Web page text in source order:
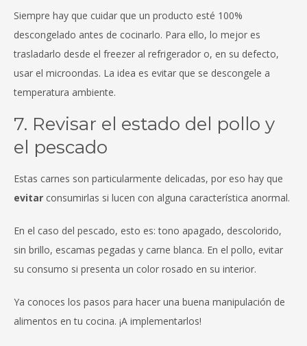
Siempre hay que cuidar que un producto esté 100%
descongelado antes de cocinarlo. Para ello, lo mejor es
trasladarlo desde el freezer al refrigerador o, en su defecto,
usar el microondas. La idea es evitar que se descongele a
temperatura ambiente.
7. Revisar el estado del pollo y
el pescado
Estas carnes son particularmente delicadas, por eso hay que
evitar consumirlas si lucen con alguna característica anormal.
En el caso del pescado, esto es: tono apagado, descolorido,
sin brillo, escamas pegadas y carne blanca. En el pollo, evitar
su consumo si presenta un color rosado en su interior.
Ya conoces los pasos para hacer una buena manipulación de
alimentos en tu cocina. ¡A implementarlos!